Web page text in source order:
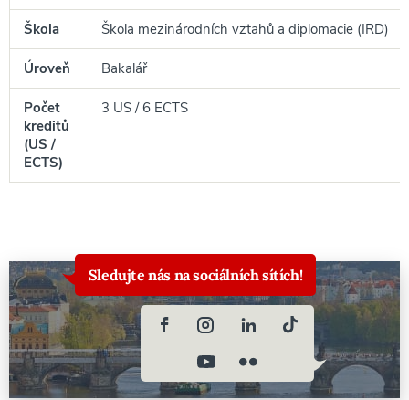
Škola Škola mezinárodních vztahů a diplomacie (IRD)
Úroveň Bakalář
Počet
kreditů
(US /
ECTS)
3 US / 6 ECTS
Sledujte nás na sociálních sítích!